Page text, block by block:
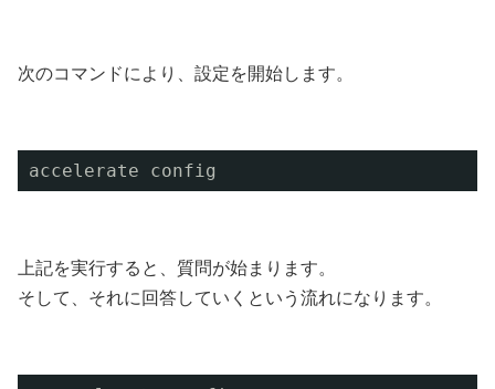
次のコマンドにより、設定を開始します。
accelerate config
上記を実行すると、質問が始まります。
そして、それに回答していくという流れになります。